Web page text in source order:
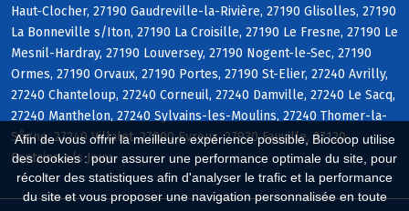
Afin de vous offrir la meilleure expérience possible, Biocoop utilise
des cookies : pour assurer une performance optimale du site, pour
récolter des statistiques afin d'analyser le trafic et la performance
du site et vous proposer une navigation personnalisée en toute
Haut-Clocher, 27190 Gaudreville-la-Rivière, 27190 Glisolles, 27190
La Bonneville s/Iton, 27190 La Croisille, 27190 Le Fresne, 27190 Le
Mesnil-Hardray, 27190 Louversey, 27190 Nogent-le-Sec, 27190
Ormes, 27190 Orvaux, 27190 Portes, 27190 St-Elier, 27240 Avrilly,
27240 Chanteloup, 27240 Corneuil, 27240 Damville, 27240 Le Sacq,
27240 Manthelon, 27240 Sylvains-les-Moulins, 27240 Thomer-la-
Sôgne, 27240 Villalet, 27000 Evreux, 27930 Fauville, 27120
Fontaine s/s Jouy